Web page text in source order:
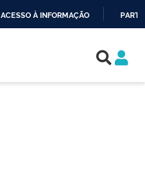
ACESSO À INFORMAÇÃO